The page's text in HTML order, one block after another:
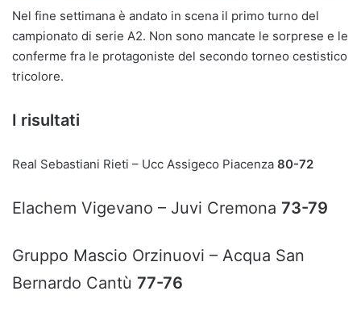
Nel fine settimana è andato in scena il primo turno del
campionato di serie A2. Non sono mancate le sorprese e le
conferme fra le protagoniste del secondo torneo cestistico
tricolore.
I risultati
Real Sebastiani Rieti – Ucc Assigeco Piacenza 80-72
Elachem Vigevano – Juvi Cremona 73-79
Gruppo Mascio Orzinuovi – Acqua San
Bernardo Cantù 77-76